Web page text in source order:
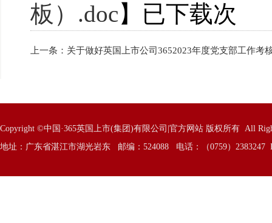
板）.doc】已下载次
上一条： 关于做好英国上市公司3652023年度党支部工作
Copyright ©中国·365英国上市(集团)有限公司|官方网站 版权所有 All
地址：广东省湛江市湖光岩东 邮编：524088 电话：（0759）2383247